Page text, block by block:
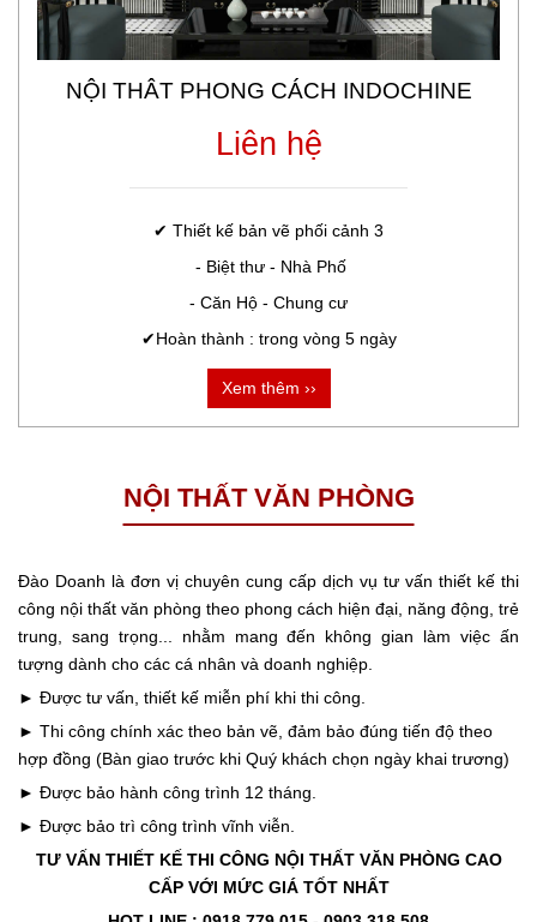
NỘI THÂT PHONG CÁCH INDOCHINE
Liên hệ
✔ Thiết kế bản vẽ phối cảnh 3
- Căn Hộ - Chung cư
✔Hoàn thành : trong vòng 5 ngày
Xem thêm ››
NỘI THẤT VĂN PHÒNG
Đào Doanh là đơn vị chuyên cung cấp dịch vụ tư vấn thiết kế thi
công nội thất văn phòng theo phong cách hiện đại, năng động, trẻ
trung, sang trọng... nhằm mang đến không gian làm việc ấn
tượng dành cho các cá nhân và doanh nghiệp.
► Được tư vấn, thiết kế miễn phí khi thi công.
► Thi công chính xác theo bản vẽ, đảm bảo đúng tiến độ theo
hợp đồng (Bàn giao trước khi Quý khách chọn ngày khai trương)
► Được bảo hành công trình 12 tháng.
► Được bảo trì công trình vĩnh viễn.
TƯ VẤN THIẾT KẾ THI CÔNG NỘI THẤT VĂN PHÒNG CAO
CẤP VỚI MỨC GIÁ TỐT NHẤT